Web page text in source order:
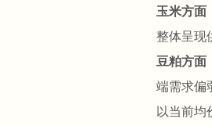
玉米方面
整体呈现
豆粕方面
端需求偏
以当前均